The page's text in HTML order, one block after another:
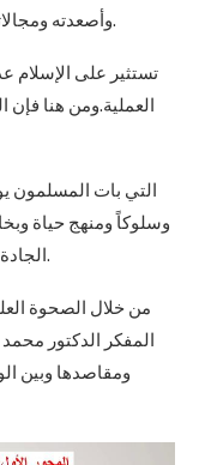
وأصعدته ومجالاته: أتاح المجال لبروز كثير من المقولات التي.
تستثير على الإسلام
العملية.ومن هنا
التي بات المسلمون
وسلوكاً ومنهج حياة
الجادة والملحة في الالتزام بالإسلام على المستوى.
من خلال الصحوة
المفكر الدكتور
ومقاصدها وبين